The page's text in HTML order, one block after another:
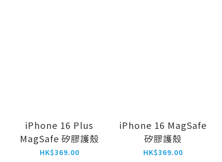
iPhone 16 Plus
MagSafe 矽膠護殼
HK$369.00
iPhone 16 MagSafe
矽膠護殼
HK$369.00